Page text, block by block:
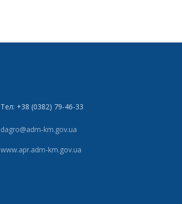
Тел: +38 (0382) 79-46-33
dagro@adm-km.gov.ua
www.apr.adm-km.gov.ua